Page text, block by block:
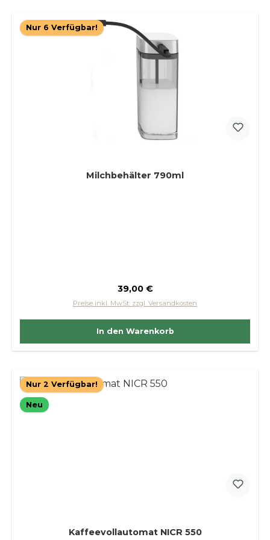
Nur 6 Verfügbar!
Milchbehälter 790ml
Regulärer Preis:
39,00 €
Preise inkl. MwSt. zzgl. Versandkosten
In den Warenkorb
Nur 2 Verfügbar!
Neu
Kaffeevollautomat NICR 550